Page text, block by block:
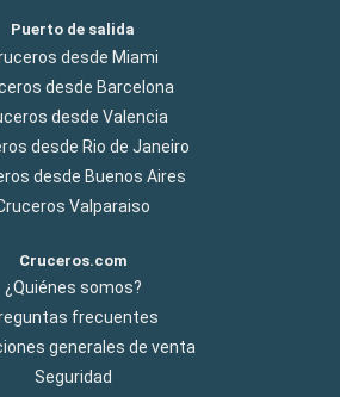
Puerto de salida
desde Miami
desde Barcelona
desde Valencia
desde Rio de Janeiro
desde Buenos Aires
Valparaiso
Cruceros.com
¿Quiénes somos?
frecuentes
generales de venta
Seguridad